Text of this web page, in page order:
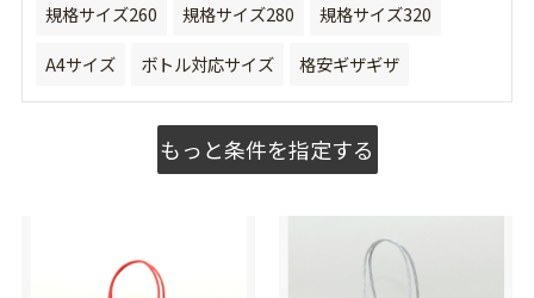
規格サイズ260
規格サイズ280
規格サイズ320
A4サイズ
ボトル対応サイズ 格安ギザギザ
もっと条件を指定する